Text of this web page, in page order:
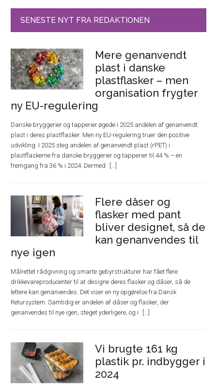
SENESTE NYT FRA REDAKTIONEN
Mere genanvendt
plast i danske
plastflasker – men
organisation frygter
ny EU-regulering
Danske bryggerier og tapperier øgede i 2025 andelen af genanvendt
plast i deres plastflasker. Men ny EU-regulering truer den positive
udvikling. I 2025 steg andelen af genanvendt plast (rPET) i
plastflaskerne fra danske bryggerier og tapperier til 44 % – en
fremgang fra 36 % i 2024. Dermed
Flere dåser og
flasker med pant
bliver designet, så de
kan genanvendes til
nye igen
Målrettet rådgivning og smarte gebyrstrukturer har fået flere
drikkevareproducenter til at designe deres flasker og dåser, så de
lettere kan genanvendes. Det viser en ny opgørelse fra Dansk
Retursystem. Samtidig er andelen af dåser og flasker, der
genanvendes til nye igen, steget yderligere, og i
Vi brugte 161 kg
plastik pr. indbygger i
2024